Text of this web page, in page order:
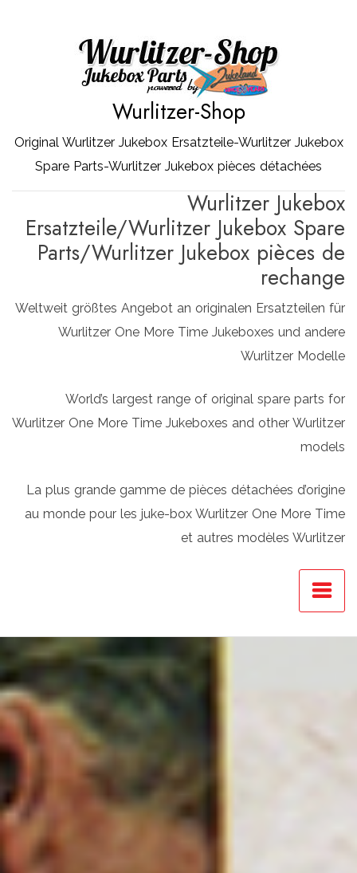
Wurlitzer-Shop
Original Wurlitzer Jukebox Ersatzteile-Wurlitzer Jukebox
Spare Parts-Wurlitzer Jukebox pièces détachées
Wurlitzer Jukebox
Ersatzteile/Wurlitzer Jukebox Spare
Parts/Wurlitzer Jukebox pièces de
rechange
Weltweit größtes Angebot an originalen Ersatzteilen für
Wurlitzer One More Time Jukeboxes und andere
Wurlitzer Modelle
World’s largest range of original spare parts for
Wurlitzer One More Time Jukeboxes and other Wurlitzer
models
La plus grande gamme de pièces détachées d’origine
au monde pour les juke-box Wurlitzer One More Time
et autres modèles Wurlitzer